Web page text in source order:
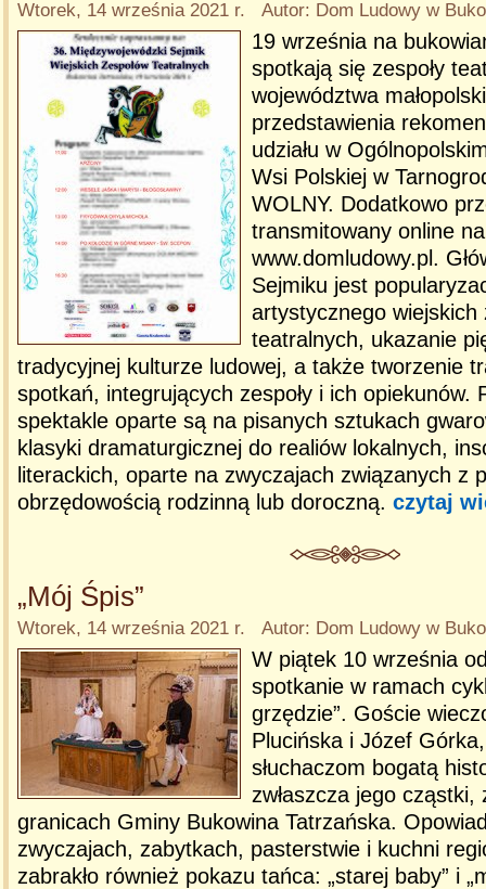
Wtorek, 14 września 2021 r. Autor: Dom Ludowy w
19 września na
spotkają się zespoły
województwa
przedstawienia
udziału w
Wsi Polskiej w
WOLNY. Dodatkowo
transmitowany online
www.domludowy.pl.
Sejmiku jest
artystycznego wiejskich
teatralnych, ukazanie
tradycyjnej kulturze ludowej, a także tworzenie
spotkań, integrujących zespoły i ich opiekunów.
spektakle oparte są na pisanych sztukach
klasyki dramaturgicznej do realiów lokalnych,
literackich, oparte na zwyczajach związanych z
obrzędowością rodzinną lub doroczną. czytaj
„Mój Śpis”
Wtorek, 14 września 2021 r. Autor: Dom Ludowy w
W piątek 10 września
spotkanie w ramach
grzędzie”. Goście
Plucińska i Józef
słuchaczom bogatą
zwłaszcza jego cząstki,
granicach Gminy Bukowina Tatrzańska.
zwyczajach, zabytkach, pasterstwie i kuchni
zabrakło również pokazu tańca: „starej baby” i